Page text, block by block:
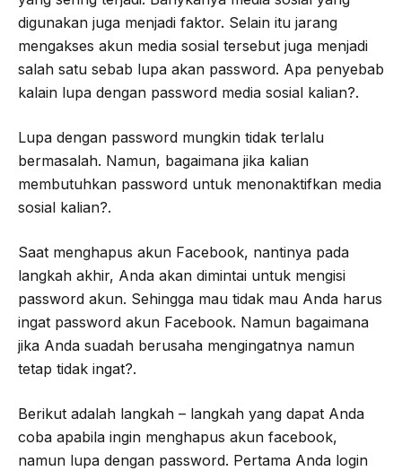
digunakan juga menjadi faktor. Selain itu jarang
mengakses akun media sosial tersebut juga menjadi
salah satu sebab lupa akan password. Apa penyebab
kalain lupa dengan password media sosial kalian?.
Lupa dengan password mungkin tidak terlalu
bermasalah. Namun, bagaimana jika kalian
membutuhkan password untuk menonaktifkan media
sosial kalian?.
Saat menghapus akun Facebook, nantinya pada
langkah akhir, Anda akan dimintai untuk mengisi
password akun. Sehingga mau tidak mau Anda harus
ingat password akun Facebook. Namun bagaimana
jika Anda suadah berusaha mengingatnya namun
tetap tidak ingat?.
Berikut adalah langkah – langkah yang dapat Anda
coba apabila ingin menghapus akun facebook,
namun lupa dengan password. Pertama Anda login